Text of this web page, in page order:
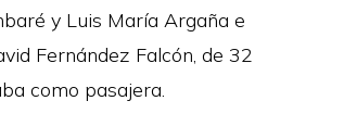
y Luis María Argaña e
Fernández Falcón, de 32
como pasajera.